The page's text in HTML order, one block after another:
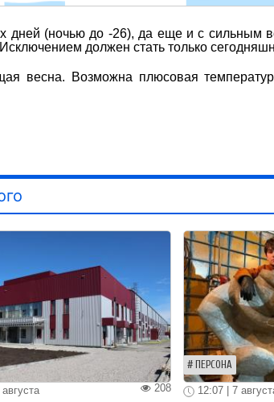
дней (ночью до -26), да еще и с сильным
должен стать только
весна. Возможна плюсовая
208
ПЕРСОНА
12:07 | 7